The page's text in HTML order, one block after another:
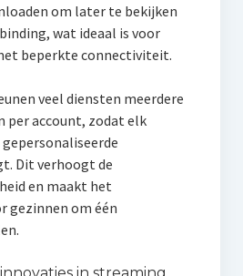
om later te bekijken
wat ideaal is voor
beperkte connectiviteit.
veel diensten meerdere
per account, zodat elk
Dit verhoogt de
en maakt het
gezinnen om één